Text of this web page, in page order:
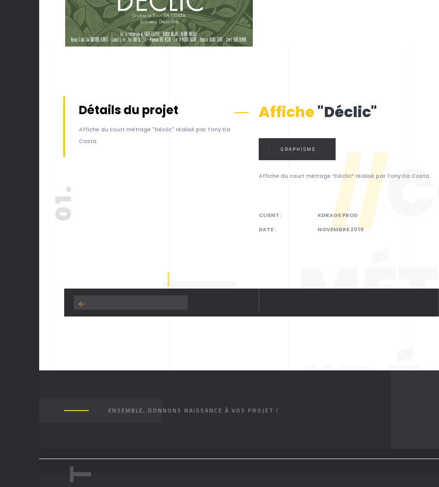
//
Détails du projet
Affiche du court métrage "Déclic" réalisé par Tony Da
Costa.
01.
Affiche"Déclic"
: GRAPHISME
Affiche du court métrage “Déclic” réalisé par Tony Da Costa.
CLIENT :
KDRAGE PROD
DATE :
NOVEMBRE 2016
ENSEMBLE, DONNONS NAISSANCE À VOS PROJET !